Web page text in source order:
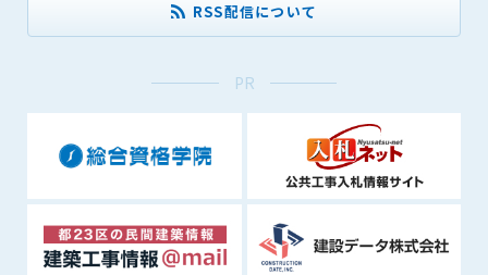
RSS配信について
PR
(1) 会員が、自己の個人情報の開示に事前に同意している場合
者に提供する場合
(4) 法令等により開示を求められた場合
第10条（免責事項）
管理者は、会員が登録した内容が以下に該当する、またはその
恐れのあるものは、会員の承諾なく削除できるものとします。